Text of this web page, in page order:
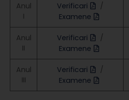
Anul
I
Verificari
/
Examene
Anul
II
Verificari
/
Examene
Anul
III
Verificari
/
Examene